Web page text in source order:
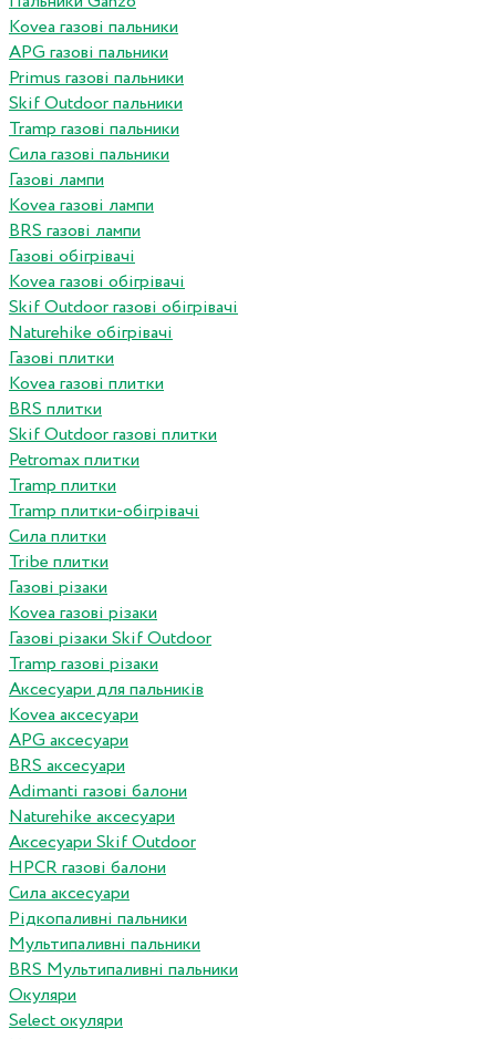
Kovea газові пальники
APG газові пальники
Primus газові пальники
Skif Outdoor пальники
Tramp газові пальники
Сила газові пальники
Газові лампи
Kovea газові лампи
BRS газові лампи
Газові обігрівачі
Kovea газові обігрівачі
Skif Outdoor газові обігрівачі
Naturehike обігрівачі
Газові плитки
Kovea газові плитки
BRS плитки
Skif Outdoor газові плитки
Petromax плитки
Tramp плитки
Tramp плитки-обігрівачі
Сила плитки
Tribe плитки
Газові різаки
Kovea газові різаки
Газові різаки Skif Outdoor
Tramp газові різаки
Аксесуари для пальників
Kovea аксесуари
APG аксесуари
BRS аксесуари
Adimanti газові балони
Naturehike аксесуари
Аксесуари Skif Outdoor
HPCR газові балони
Сила аксесуари
Рідкопаливні пальники
Мультипаливні пальники
BRS Мультипаливні пальники
Окуляри
Select окуляри